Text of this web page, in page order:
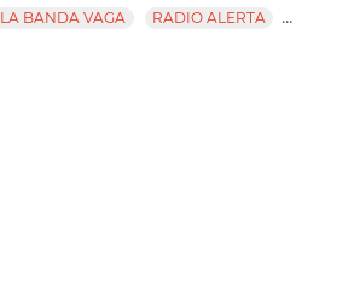
LA BANDA VAGA RADIO ALERTA ...